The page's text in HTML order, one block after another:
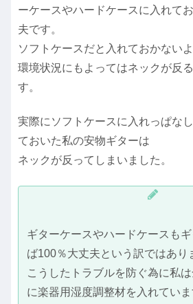
ーケースやハードケースに入れて
夫です。
ソフトケースだと入れておかない
環境状況にもよってはネックが反
す。
実際にソフトケースに入れっぱな
ておいた私の安物ギターは
ネックが反ってしまいました。
ギターケースやハードケースも
ば100％大丈夫という訳ではあり
こうしたトラブルを防ぐ為に私
に楽器用湿度調整材を入れていま